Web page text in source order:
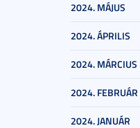
2024. MÁJUS
2024. ÁPRILIS
2024. MÁRCIUS
2024. FEBRUÁR
2024. JANUÁR